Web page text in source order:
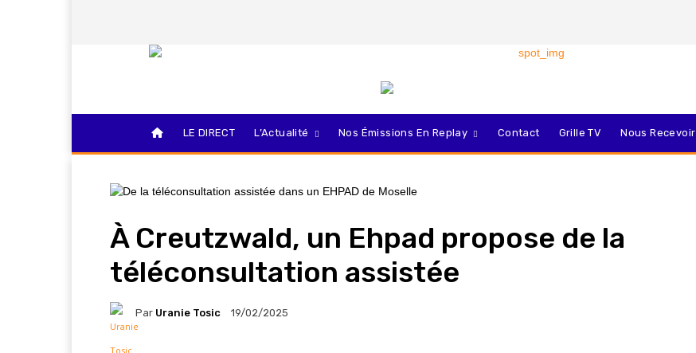
LE DIRECT L’Actualité Nos Émissions En Replay Contact Grille TV Nous Recevoir
À Creutzwald, un Ehpad propose de la
téléconsultation assistée
Par Uranie Tosic 19/02/2025